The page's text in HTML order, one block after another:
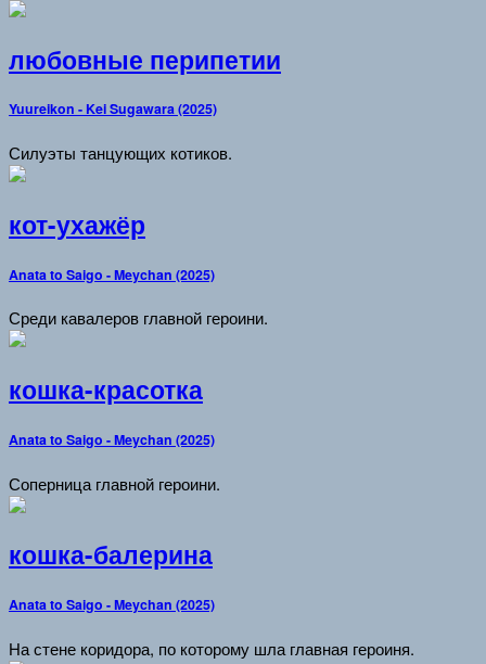
любовные перипетии
Yuureikon - Kei Sugawara (2025)
Силуэты танцующих котиков.
кот-ухажёр
Anata to Saigo - Meychan (2025)
Среди кавалеров главной героини.
кошка-красотка
Anata to Saigo - Meychan (2025)
Соперница главной героини.
кошка-балерина
Anata to Saigo - Meychan (2025)
На стене коридора, по которому шла главная героиня.